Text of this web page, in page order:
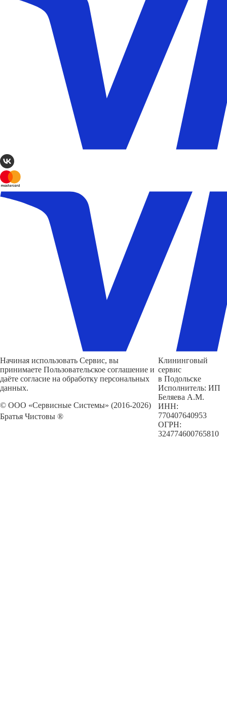
Начиная использовать Сервис, вы
принимаете Пользовательское соглашение и
даёте согласие на обработку персональных
данных.
© ООО «Сервисные Системы» (2016-2026)
Братья Чистовы ®
Клининговый
сервис
в Подольске
Исполнитель: ИП
Беляева А.М.
ИНН:
770407640953
ОГРН:
324774600765810